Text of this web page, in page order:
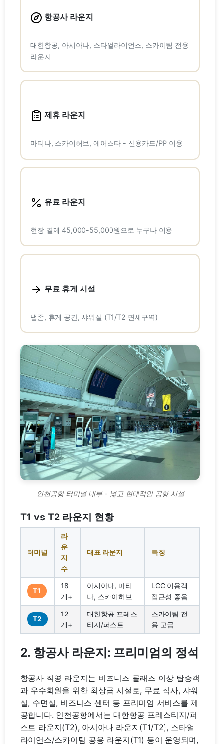
항공사 라운지
대한항공, 아시아나, 스타얼라이언스, 스카이팀 전용
라운지
제휴 라운지
마티나, 스카이허브, 에어스타 - 신용카드/PP 이용
유료 라운지
현장 결제 45,000-55,000원으로 누구나 이용
무료 휴게 시설
냅존, 휴게 공간, 샤워실 (T1/T2 면세구역)
인천공항 터미널 내부 - 넓고 현대적인 공항 시설
T1 vs T2 라운지 현황
터미널
라
운
지
수
대표 라운지 특징
T1
18
개+
아시아나, 마티
나, 스카이허브
LCC 이용객
접근성 좋음
T2
12
개+
대한항공 프레스
티지/퍼스트
스카이팀 전
용 고급
2. 항공사 라운지: 프리미엄의 정석
항공사 직영 라운지는 비즈니스 클래스 이상 탑승객
과 우수회원을 위한 최상급 시설로, 무료 식사, 샤워
실, 수면실, 비즈니스 센터 등 프리미엄 서비스를 제
공합니다. 인천공항에서는 대한항공 프레스티지/퍼
스트 라운지(T2), 아시아나 라운지(T1/T2), 스타얼
라이언스/스카이팀 공용 라운지(T1) 등이 운영되며,